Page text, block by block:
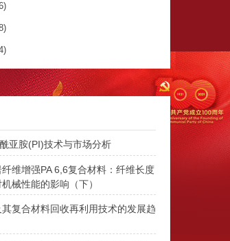
亚胺(PI)技术与市场分析
维增强PA 6,6复合材料：纤维长度
械性能的影响（下）
复合材料回收再利用技术的发展趋